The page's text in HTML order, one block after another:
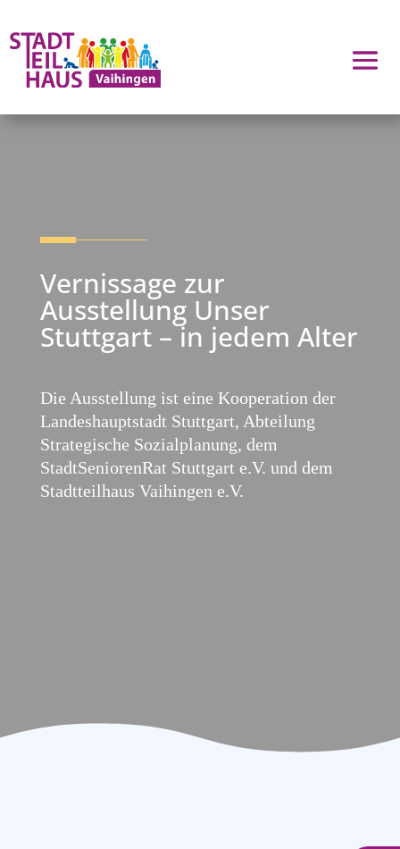
Vernissage zur
Ausstellung Unser
Stuttgart – in jedem Alter
Die Ausstellung ist eine Kooperation der
Landeshauptstadt Stuttgart, Abteilung
Strategische Sozialplanung, dem
StadtSeniorenRat Stuttgart e.V. und dem
Stadtteilhaus Vaihingen e.V.